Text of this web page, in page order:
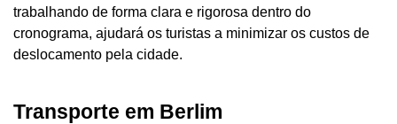
trabalhando de forma clara e rigorosa dentro do
cronograma, ajudará os turistas a minimizar os custos de
deslocamento pela cidade.
Transporte em Berlim